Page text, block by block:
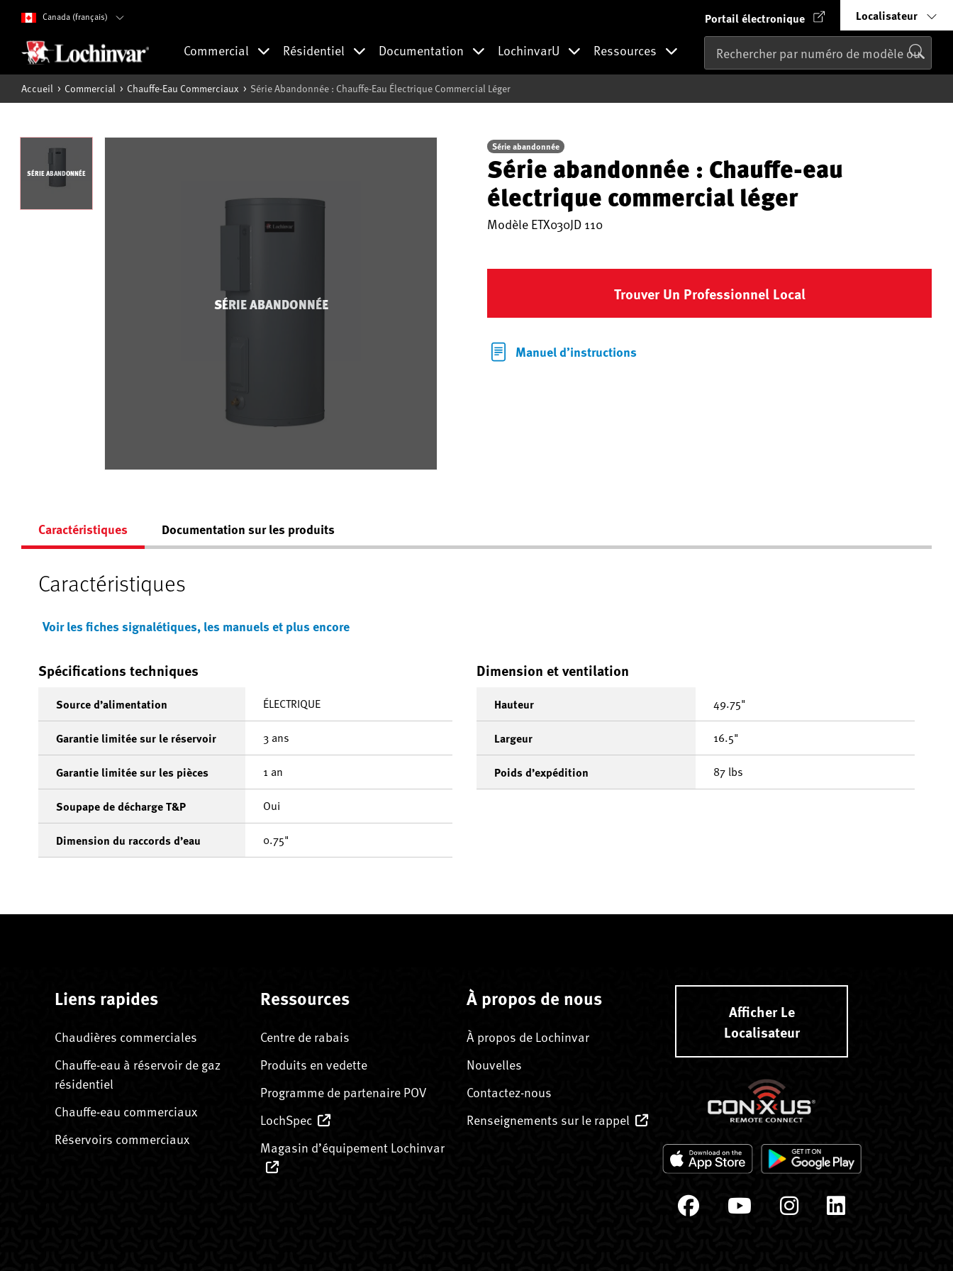
Canada (français) Portail électronique Localisateur
Commercial Résidentiel Documentation LochinvarU Ressources
Accueil Commercial Chauffe-Eau Commerciaux Série Abandonnée : Chauffe-Eau Électrique Commercial Léger
SÉRIE ABANDONNÉE
SÉRIE ABANDONNÉE
Série abandonnée
Série abandonnée : Chauffe-eau
électrique commercial léger
ModèleETX030JD 110
Trouver Un Professionnel Local
Manuel d’instructions
Caractéristiques Documentation sur les produits
Caractéristiques
Voir les fiches signalétiques, les manuels et plus encore
Spécifications techniques
Source d’alimentation ÉLECTRIQUE
Garantie limitée sur le réservoir 3 ans
Garantie limitée sur les pièces 1 an
Soupape de décharge T&P Oui
Dimension du raccords d’eau 0.75"
Dimension et ventilation
Hauteur 49.75"
Largeur 16.5"
Poids d’expédition 87 lbs
Liens rapides
Chaudières commerciales
Chauffe-eau à réservoir de gaz
résidentiel
Chauffe-eau commerciaux
Réservoirs commerciaux
Ressources
Centre de rabais
Produits en vedette
Programme de partenaire POV
LochSpec
Magasin d’équipement Lochinvar
À propos de nous
À propos de Lochinvar
Nouvelles
Contactez-nous
Renseignements sur le rappel
Afficher Le
Localisateur